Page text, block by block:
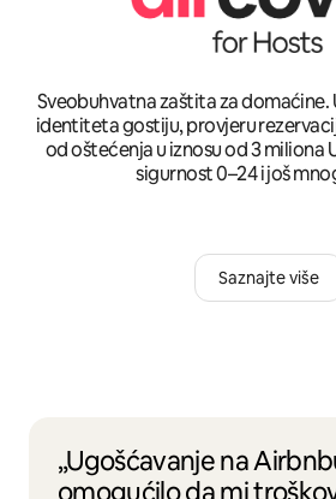
Sveobuhvatna zaštita za
identiteta gostiju, provjeru
od oštećenja u iznosu od 3 miliona
sigurnost 0–24 i još
Saznajte više
„Ugošćavanje na